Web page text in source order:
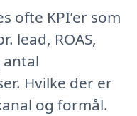
ofte KPI’er som
lead, ROAS,
antal
Hvilke der er
og formål.